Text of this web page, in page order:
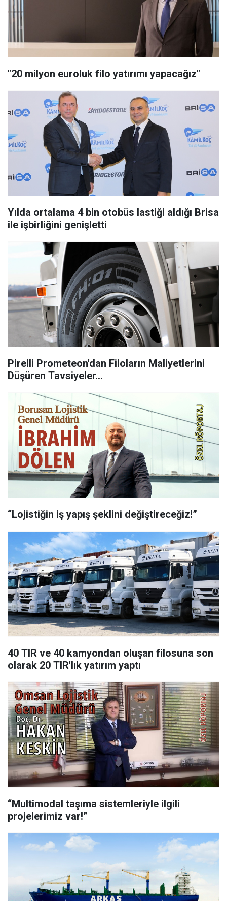
"20 milyon euroluk filo yatırımı yapacağız"
Yılda ortalama 4 bin otobüs lastiği aldığı Brisa
ile işbirliğini genişletti
Pirelli Prometeon'dan Filoların Maliyetlerini
Düşüren Tavsiyeler…
“Lojistiğin iş yapış şeklini değiştireceğiz!”
40 TIR ve 40 kamyondan oluşan filosuna son
olarak 20 TIR'lık yatırım yaptı
“Multimodal taşıma sistemleriyle ilgili
projelerimiz var!”